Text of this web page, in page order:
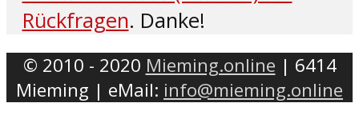
Rückfragen. Danke!
© 2010 - 2020 Mieming.online | 6414
Mieming | eMail: info@mieming.online